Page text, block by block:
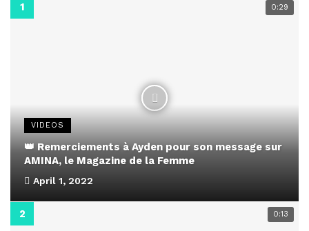
0:29
VIDEOS
👑 Remerciements à Ayden pour son message sur
AMINA, le Magazine de la Femme
April 1, 2022
0:13